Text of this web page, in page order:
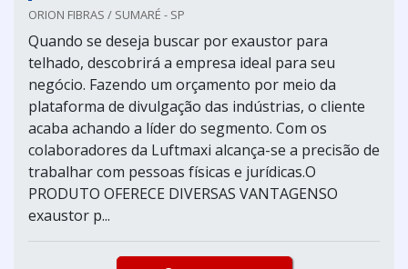
ORION FIBRAS / SUMARÉ - SP
Quando se deseja buscar por exaustor para
telhado, descobrirá a empresa ideal para seu
negócio. Fazendo um orçamento por meio da
plataforma de divulgação das indústrias, o cliente
acaba achando a líder do segmento. Com os
colaboradores da Luftmaxi alcança-se a precisão de
trabalhar com pessoas físicas e jurídicas.O
PRODUTO OFERECE DIVERSAS VANTAGENSO
exaustor p...